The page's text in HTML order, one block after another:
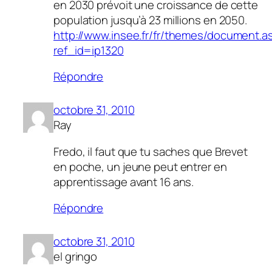
en 2030 prévoit une croissance de cette
population jusqu’à 23 millions en 2050.
http://www.insee.fr/fr/themes/
ref_id=ip1320
Répondre
octobre 31, 2010
Ray
Fredo, il faut que tu saches que Brevet
en poche, un jeune peut entrer en
apprentissage avant 16 ans.
Répondre
octobre 31, 2010
el gringo